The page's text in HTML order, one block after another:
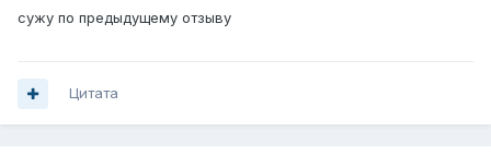
сужу по предыдущему отзыву
Цитата